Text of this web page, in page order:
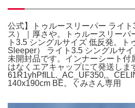
公式】トゥルースリーパー ライ
ス）｜厚さや。トゥルースリーパ
ト3.5 シングルサイズ 低反発。ト
Sleeper） ライト3.5 シングルサ
未開封品です。インナーシート付
はなくエアキャップにて発送しま
61R1yhPfILL._AC_UF350,。
140x190cm BE。ぐみさん専用